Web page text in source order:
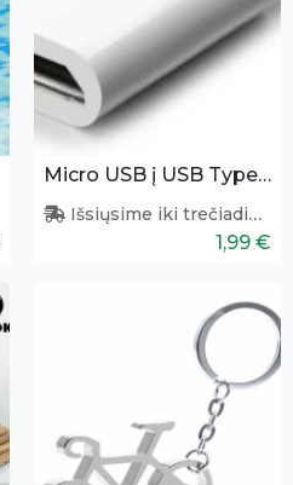
Micro USB į USB Type-C adapteris
Išsiųsime iki trečiadienio
1,99 €